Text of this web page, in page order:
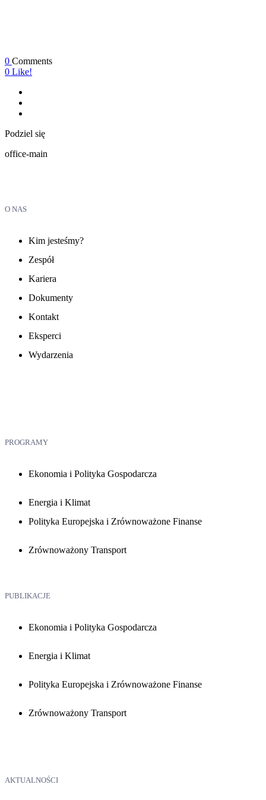
0 Comments
0 Like!
Podziel się
office-main
O NAS
Kim jesteśmy?
Zespół
Kariera
Dokumenty
Kontakt
Eksperci
Wydarzenia
PROGRAMY
Ekonomia i Polityka Gospodarcza
Energia i Klimat
Polityka Europejska i Zrównoważone Finanse
Zrównoważony Transport
PUBLIKACJE
Ekonomia i Polityka Gospodarcza
Energia i Klimat
Polityka Europejska i Zrównoważone Finanse
Zrównoważony Transport
AKTUALNOŚCI